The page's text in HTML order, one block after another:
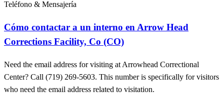
Teléfono & Mensajería
Cómo contactar a un interno en Arrow Head
Corrections Facility, Co (CO)
Need the email address for visiting at Arrowhead Correctional
Center? Call (719) 269-5603. This number is specifically for visitors
who need the email address related to visitation.